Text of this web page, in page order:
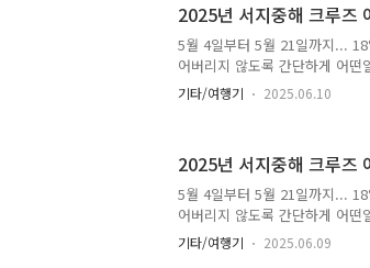
고, 게다가 같이 간 처제가 몸이
서 제공한 옵션으로 (아무 것도
인당 84 달러입니다) 다녀오기
구..
2025년 서지중해 크루즈
5월 4일부터 5월 21일까지...
어버리지 않도록 간단하게 어
여행이나 자유여행을 준비하시
이어 성당코끼리 열차노트르담
요.마르세이유 크루즈 터미널(
부터 8km 정도 떨어져 있습니
시를 타고 이동했습니다. 택시
셔틀버..
기타/여행기 2025.06.10
2025년 서지중해 크루즈
5월 4일부터 5월 21일까지...
어버리지 않도록 간단하게 어
여행이나 자유여행을 준비하시
르 성구시가지마요르카 산타마
기타/여행기 2025.06.09